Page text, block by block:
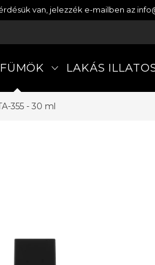
van, jelezzék e-mailben az
LAKÁS
355 - 30 ml